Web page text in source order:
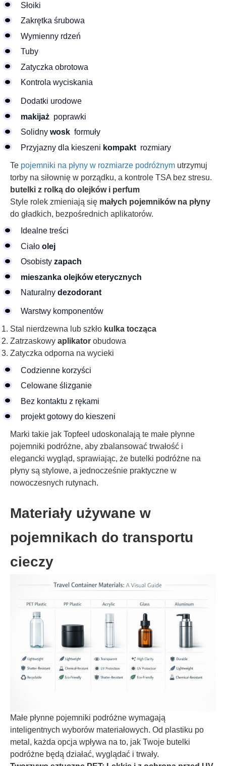
Słoiki
Zakrętka śrubowa
Wymienny rdzeń
Tuby
Zatyczka obrotowa
Kontrola wyciskania
Dodatki urodowe
makijaż poprawki
Solidny wosk formuły
Przyjazny dla kieszeni kompakt rozmiary
Te pojemniki na płyny w rozmiarze podróżnym utrzymuj
torby na siłownię w porządku, a kontrole TSA bez stresu.
butelki z rolką do olejków i perfum
Style rolek zmieniają się małych pojemników na płyny
do gładkich, bezpośrednich aplikatorów.
Idealne treści
Ciało olej
Osobisty zapach
mieszanka olejków eterycznych
Naturalny dezodorant
Warstwy komponentów
Stal nierdzewna lub szkło kulka tocząca
Zatrzaskowy aplikator obudowa
Zatyczka odporna na wycieki
Codzienne korzyści
Celowane ślizganie
Bez kontaktu z rękami
projekt gotowy do kieszeni
Marki takie jak Topfeel udoskonalają te małe płynne
pojemniki podróżne, aby zbalansować trwałość i
elegancki wygląd, sprawiając, że butelki podróżne na
płyny są stylowe, a jednocześnie praktyczne w
nowoczesnych rutynach.
Materiały używane w
pojemnikach do transportu
cieczy
Małe płynne pojemniki podróżne wymagają
inteligentnych wyborów materiałowych. Od plastiku po
metal, każda opcja wpływa na to, jak Twoje butelki
podróżne będą działać, wyglądać i trwały.